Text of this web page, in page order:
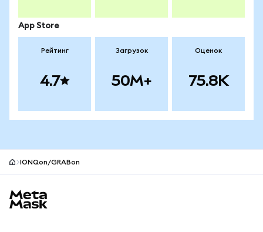
App Store
Рейтинг
4.7
Загрузок
50M+
Оценок
75.8K
IONQon/GRABon